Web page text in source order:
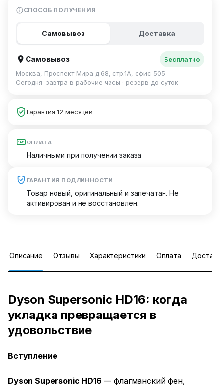
СПОСОБ ПОЛУЧЕНИЯ
Самовывоз Доставка
Самовывоз
Бесплатно
Москва, Проспект Мира д.68, стр.1А, офис 505
Сегодня–завтра в рабочие часы · резерв до суток
Гарантия 12 месяцев
ОПЛАТА
Наличными при получении заказа
ГАРАНТИЯ ПОДЛИННОСТИ
Товар новый, оригинальный и запечатан. Не
активирован и не восстановлен.
Описание Отзывы Характеристики Оплата
Dyson Supersonic HD16: когда
укладка превращается в
удовольствие
Вступление
Dyson Supersonic HD16 — флагманский фен,